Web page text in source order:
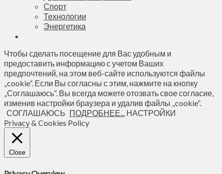
Спорт
Технологии
Энергетика
Чтобы сделать посещение для Вас удобным и
предоставить информацию с учетом Ваших
предпочтений, на этом веб-сайте используются файлы
„cookie“. Если Вы согласны с этим, нажмите на кнопку
„Соглашаюсь“. Вы всегда можете отозвать свое согласие,
изменив настройки браузера и удалив файлы „cookie“.
СОГЛАШАЮСЬ ПОДРОБНЕЕ... НАСТРОЙКИ
Privacy & Cookies Policy
Close